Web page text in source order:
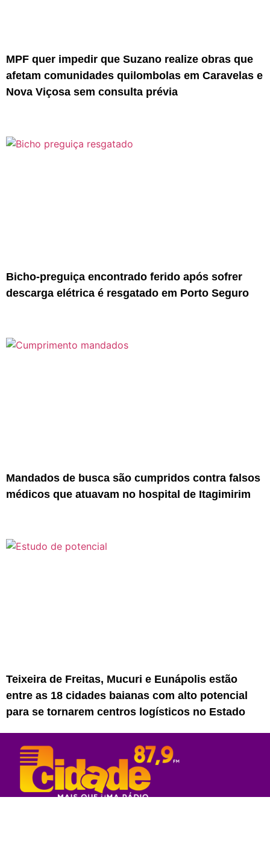
MPF quer impedir que Suzano realize obras que
afetam comunidades quilombolas em Caravelas e
Nova Viçosa sem consulta prévia
Bicho-preguiça encontrado ferido após sofrer
descarga elétrica é resgatado em Porto Seguro
Mandados de busca são cumpridos contra falsos
médicos que atuavam no hospital de Itagimirim
Teixeira de Freitas, Mucuri e Eunápolis estão
entre as 18 cidades baianas com alto potencial
para se tornarem centros logísticos no Estado